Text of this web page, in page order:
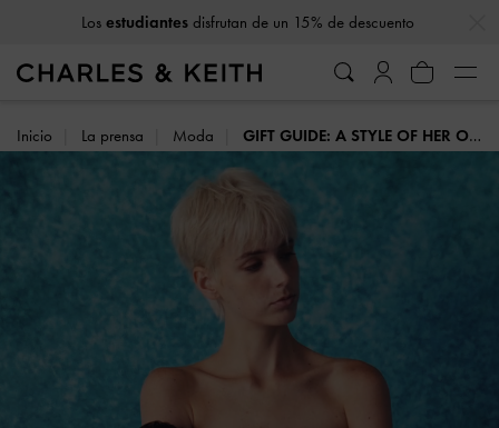
Los estudiantesdisfrutan de un 15% de descuento
Inicio La prensa Moda GIFT GUIDE: A STYLE OF HER OWN